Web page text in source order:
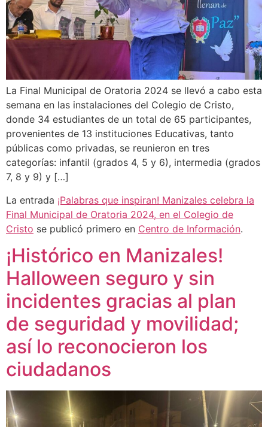
La Final Municipal de Oratoria 2024 se llevó a cabo esta
semana en las instalaciones del Colegio de Cristo,
donde 34 estudiantes de un total de 65 participantes,
provenientes de 13 instituciones Educativas, tanto
públicas como privadas, se reunieron en tres
categorías: infantil (grados 4, 5 y 6), intermedia (grados
7, 8 y 9) y […]
La entrada ¡Palabras que inspiran! Manizales celebra la
Final Municipal de Oratoria 2024, en el Colegio de
Cristo se publicó primero en Centro de Información.
¡Histórico en Manizales!
Halloween seguro y sin
incidentes gracias al plan
de seguridad y movilidad;
así lo reconocieron los
ciudadanos